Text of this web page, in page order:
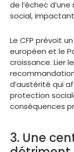
de l’échec
social,
Le CFP prévoit
européen et le
croissance. Lier
d’austérité qui
protection
conséquences
3. Une